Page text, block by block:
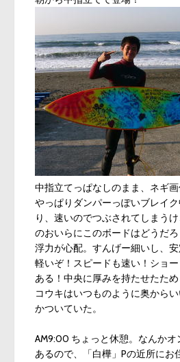
中指立てっぱなしのまま、ネギ
やっぱりダンパーっぽいブレイ
り、速いのでつぶされてしまう
のおいらにこのボードはどうだ
浮力が心配。すんげー細いし、
軽いぞ！スピードも速い！ショ
ある！中央に厚みを持たせたた
コウキはいつものように奥から
かついていた。
AM9:00 ちょっと休憩。なんか
あるので、「白樺」Pの近所に